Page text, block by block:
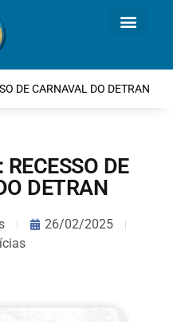
DE CARNAVAL DO DETRAN
DE
DETRAN
26/02/2025